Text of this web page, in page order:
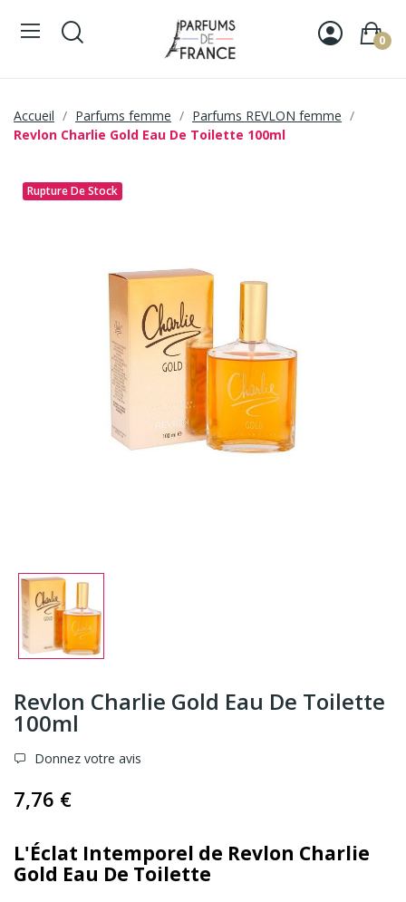
0
Accueil Parfums femme
Parfums REVLON femme
Revlon Charlie Gold Eau De Toilette 100ml
Rupture De Stock
Revlon Charlie Gold Eau De Toilette
100ml
Donnez votre avis
7,76 €
L'Éclat Intemporel de Revlon Charlie
Gold Eau De Toilette